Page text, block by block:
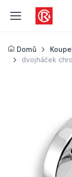
Domů
dvojháček